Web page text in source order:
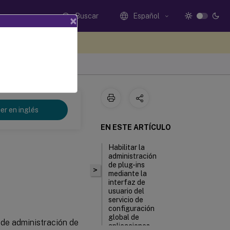
Buscar Español
en inglés
administración de
>
EN ESTE ARTÍCULO
Habilitar la
administración
de plug-ins
mediante la
interfaz de
usuario del
servicio de
configuración
global de
aplicaciones
×